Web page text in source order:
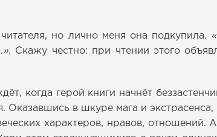
но лично меня она подкупила.
. Скажу честно: при чтении этого
когда герой книги начнёт
в шкуре мага и
характеров, нравов,